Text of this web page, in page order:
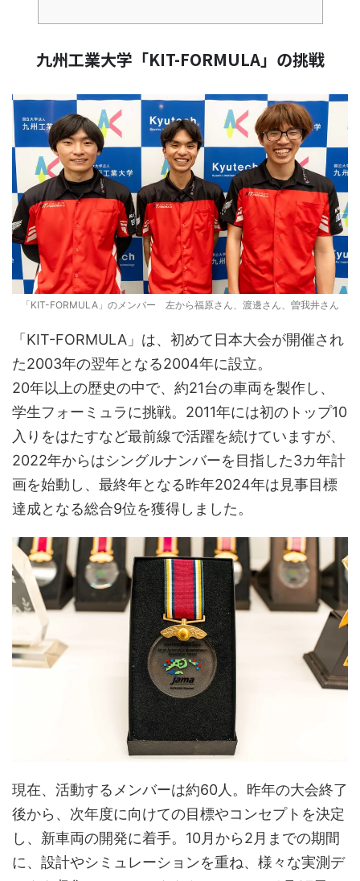
九州工業大学「KIT-FORMULA」の挑戦
「KIT-FORMULA」のメンバー 左から福原さん、渡邊さん、曽我井さん
「KIT-FORMULA」は、初めて日本大会が開催され
た2003年の翌年となる2004年に設立。
20年以上の歴史の中で、約21台の車両を製作し、
学生フォーミュラに挑戦。2011年には初のトップ10
入りをはたすなど最前線で活躍を続けていますが、
2022年からはシングルナンバーを目指した3カ年計
画を始動し、最終年となる昨年2024年は見事目標
達成となる総合9位を獲得しました。
現在、活動するメンバーは約60人。昨年の大会終了
後から、次年度に向けての目標やコンセプトを決定
し、新車両の開発に着手。10月から2月までの期間
に、設計やシミュレーションを重ね、様々な実測デ